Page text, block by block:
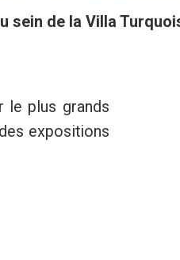
sein de la Villa
le plus grands
expositions